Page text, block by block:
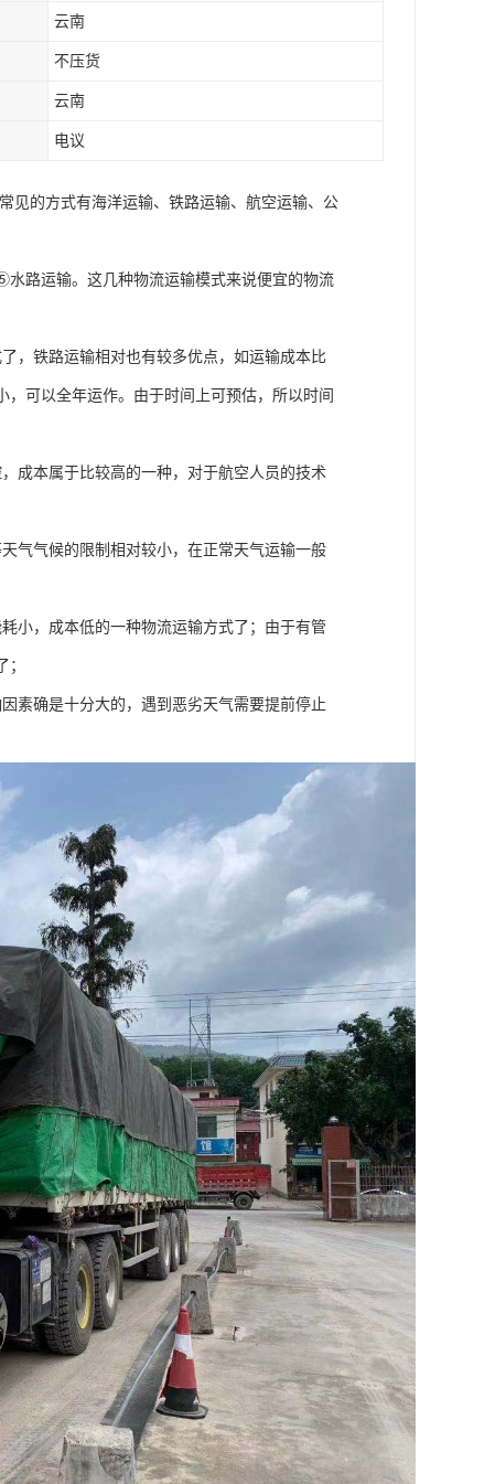
云南
不压货
云南
电议
见的方式有海洋运输、铁路运输、航空运输、公
路运输。这几种物流运输模式来说便宜的物流
，铁路运输相对也有较多优点，如运输成本比
可以全年运作。由于时间上可预估，所以时间
成本属于比较高的一种，对于航空人员的技术
气气候的限制相对较小，在正常天气运输一般
小，成本低的一种物流运输方式了；由于有管
素确是十分大的，遇到恶劣天气需要提前停止